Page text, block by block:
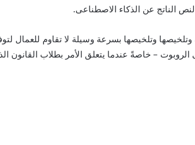
وتلخيصها بسرعة وسيلة لا تقاوم للعمال
– خاصةً عندما يتعلق الأمر بطلاب القانون